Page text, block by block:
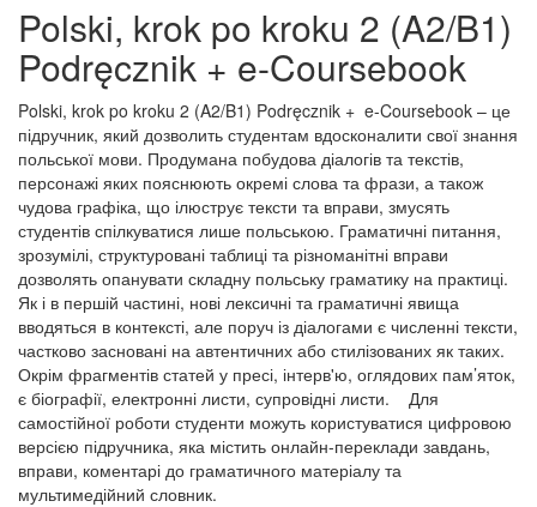
Polski, krok po kroku 2 (A2/B1)
Podręcznik + e-Coursebook
Polski, krok po kroku 2 (A2/B1) Podręcznik + e-Coursebook – це
підручник, який дозволить студентам вдосконалити свої знання
польської мови. Продумана побудова діалогів та текстів,
персонажі яких пояснюють окремі слова та фрази, а також
чудова графіка, що ілюструє тексти та вправи, змусять
студентів спілкуватися лише польською. Граматичні питання,
зрозумілі, структуровані таблиці та різноманітні вправи
дозволять опанувати складну польську граматику на практиці.
Як і в першій частині, нові лексичні та граматичні явища
вводяться в контексті, але поруч із діалогами є численні тексти,
частково засновані на автентичних або стилізованих як таких.
Окрім фрагментів статей у пресі, інтерв'ю, оглядових пам’яток,
є біографії, електронні листи, супровідні листи. Для
самостійної роботи студенти можуть користуватися цифровою
версією підручника, яка містить онлайн-переклади завдань,
вправи, коментарі до граматичного матеріалу та
мультимедійний словник.